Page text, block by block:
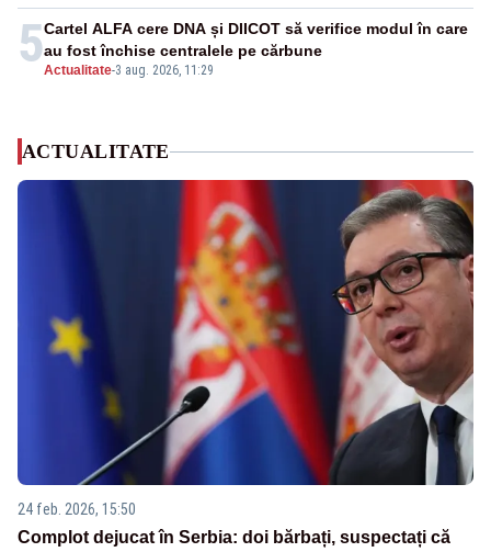
5Actualitate-3 aug. 2026, 11:29
Cartel ALFA cere DNA și DIICOT să verifice modul în care
au fost închise centralele pe cărbune
ACTUALITATE
24 feb. 2026, 15:50
Complot dejucat în Serbia: doi bărbați, suspectați că